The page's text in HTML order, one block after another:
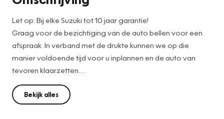
Let op: Bij elke Suzuki tot 10 jaar garantie!
Graag voor de bezichtiging van de auto bellen voor een
afspraak. In verband met de drukte kunnen we op die
manier voldoende tijd voor u inplannen en de auto van
tevoren klaarzetten.
Nieuwe Suzuki Swift Style direct uit voorraad leverbaar
rijklaar.
Bekijk alles